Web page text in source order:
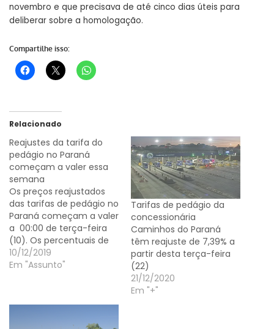
novembro e que precisava de até cinco dias úteis para
deliberar sobre a homologação.
Compartilhe isso:
Relacionado
Reajustes da tarifa do
pedágio no Paraná
começam a valer essa
semana
Os preços reajustados
das tarifas de pedágio no
Paraná começam a valer
a 00:00 de terça-feira
(10). Os percentuais de
reajuste anual, de 2,9% a
3,3%, tinham sido
Infraestrutura do Paraná
10/12/2019
Em "Assunto"
Tarifas de pedágio da
concessionária
Caminhos do Paraná
têm reajuste de 7,39% a
partir desta terça-feira
(22)
21/12/2020
Em "+"